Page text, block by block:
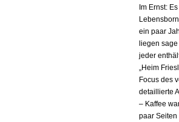
Im Ernst:
ein paar
liegen
jeder
„Heim
Focus des
detaillierte
– Kaffee
paar